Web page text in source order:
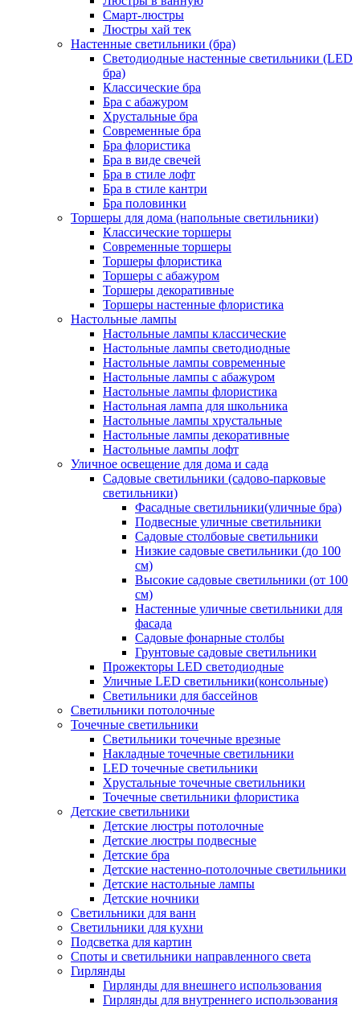
Смарт-люстры
Люстры хай тек
Настенные светильники (бра)
Светодиодные настенные светильники (LED
бра)
Классические бра
Бра с абажуром
Хрустальные бра
Современные бра
Бра флористика
Бра в виде свечей
Бра в стиле лофт
Бра в стиле кантри
Бра половинки
Торшеры для дома (напольные светильники)
Классические торшеры
Современные торшеры
Торшеры флористика
Торшеры с абажуром
Торшеры декоративные
Торшеры настенные флористика
Настольные лампы
Настольные лампы классические
Настольные лампы светодиодные
Настольные лампы современные
Настольные лампы с абажуром
Настольные лампы флористика
Настольная лампа для школьника
Настольные лампы хрустальные
Настольные лампы декоративные
Настольные лампы лофт
Уличное освещение для дома и сада
Садовые светильники (садово-парковые
светильники)
Фасадные светильники(уличные бра)
Подвесные уличные светильники
Садовые столбовые светильники
Низкие садовые светильники (до 100
см)
Высокие садовые светильники (от 100
см)
Настенные уличные светильники для
фасада
Садовые фонарные столбы
Грунтовые садовые светильники
Прожекторы LED светодиодные
Уличные LED светильники(консольные)
Светильники для бассейнов
Светильники потолочные
Точечные светильники
Светильники точечные врезные
Накладные точечные светильники
LED точечные светильники
Хрустальные точечные светильники
Точечные светильники флористика
Детские светильники
Детские люстры потолочные
Детские люстры подвесные
Детские бра
Детские настенно-потолочные светильники
Детские настольные лампы
Детские ночники
Светильники для ванн
Светильники для кухни
Подсветка для картин
Споты и светильники направленного света
Гирлянды
Гирлянды для внешнего использования
Гирлянды для внутреннего использования